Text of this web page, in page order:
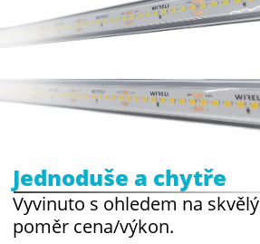
Jednoduše a chytře
Vyvinuto s ohledem na skvělý
poměr cena/výkon.